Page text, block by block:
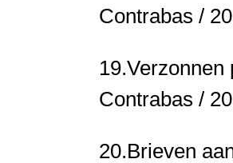
Contrabas /
19.Verzonnen
Contrabas /
20.Brieven